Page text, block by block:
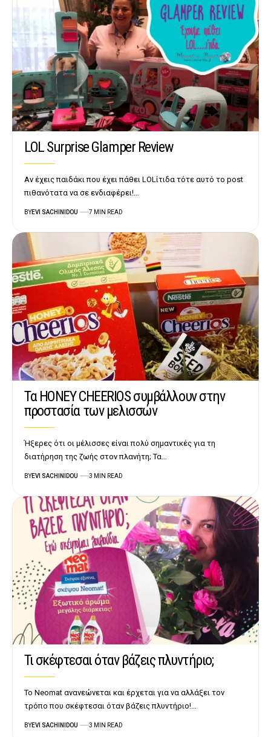
LOL Surprise Glamper Review
Αν έχεις παιδάκι που έχει πάθει LOLίτιδα τότε αυτό το post
πιθανότατα να σε ενδιαφέρει!…
BYEVI SACHINIDOU 7 MIN READ
Τα HONEY CHEERIOS συμβάλλουν στην
προστασία των μελισσών
Ήξερες ότι οι μέλισσες είναι πολύ σημαντικές για τη
διατήρηση της ζωής στον πλανήτη; Τα…
BYEVI SACHINIDOU 3 MIN READ
Τι σκέφτεσαι όταν βάζεις πλυντήριο;
Το Neomat ανανεώνεται και έρχεται για να αλλάξει τον
τρόπο που σκέφτεσαι όταν βάζεις πλυντήριο!…
BYEVI SACHINIDOU 3 MIN READ